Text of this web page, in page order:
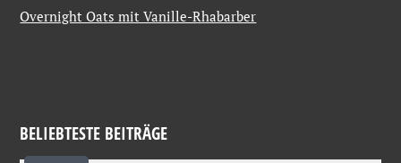
Overnight Oats mit Vanille-Rhabarber
BELIEBTESTE BEITRÄGE